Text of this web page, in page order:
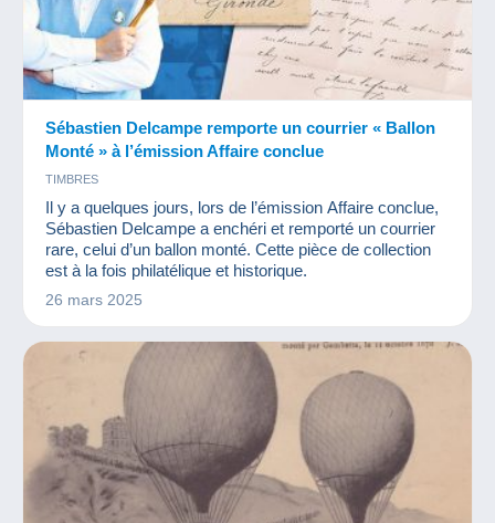
Sébastien Delcampe remporte un courrier « Ballon
Monté » à l’émission Affaire conclue
TIMBRES
Il y a quelques jours, lors de l’émission Affaire conclue,
Sébastien Delcampe a enchéri et remporté un courrier
rare, celui d’un ballon monté. Cette pièce de collection
est à la fois philatélique et historique.
26 mars 2025